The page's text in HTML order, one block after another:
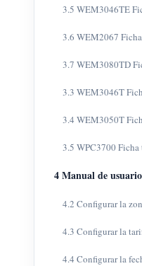
3.5 WEM3046TE
3.6 WEM2067
3.7 WEM3080TD
3.3 WEM3046T
3.4 WEM3050T
3.5 WPC3700 Ficha
4 Manual de
4.2 Configurar la
4.3 Configurar la
4.4 Configurar la